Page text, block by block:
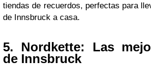
tiendas de recuerdos, perfectas para
de Innsbruck a casa.
5. Nordkette: Las
de Innsbruck